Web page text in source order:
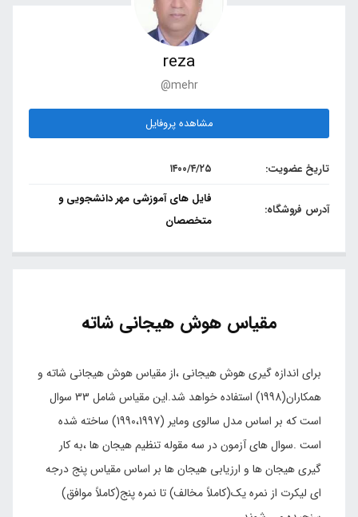
reza
@mehr
مشاهده پروفایل
تاریخ عضویت: ۱۴۰۰/۴/۲۵
آدرس فروشگاه:
فایل های آموزشی مهر دانشجویی و
متخصصان
مقیاس هوش هیجانی شاته
برای اندازه گیری هوش هیجانی ،از مقیاس هوش هیجانی شاته و
همکاران(1998) استفاده خواهد شد.این مقیاس شامل 33 سوال
است که بر اساس مدل سالوی ومایر (1990،1997) ساخته شده
است .سوال های آزمون در سه مقوله تنظیم هیجان ها ،به کار
گیری هیجان ها و ارزیابی هیجان ها بر اساس مقیاس پنج درجه
ای لیکرت از نمره یک(کاملاً مخالف) تا نمره پنج(کاملاً موافق)